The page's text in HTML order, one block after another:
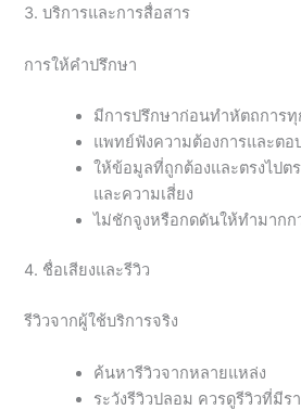
3. บริการและการสื่อสาร
การให้คำปรึกษา
มีการปรึกษาก่อนทำหัตถการทุ
แพทย์ฟังความต้องการและตอ
ให้ข้อมูลที่ถูกต้องและตรงไปต
และความเสี่ยง
ไม่ชักจูงหรือกดดันให้ทำมากก
4. ชื่อเสียงและรีวิว
รีวิวจากผู้ใช้บริการจริง
ค้นหารีวิวจากหลายแหล่ง
ระวังรีวิวปลอม ควรดูรีวิวที่มีร